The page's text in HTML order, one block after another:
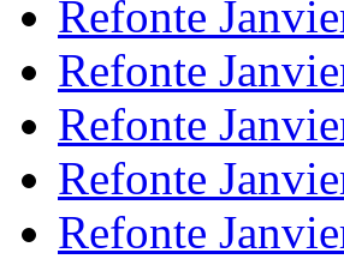
Refonte
Refonte
Refonte
Refonte
Refonte